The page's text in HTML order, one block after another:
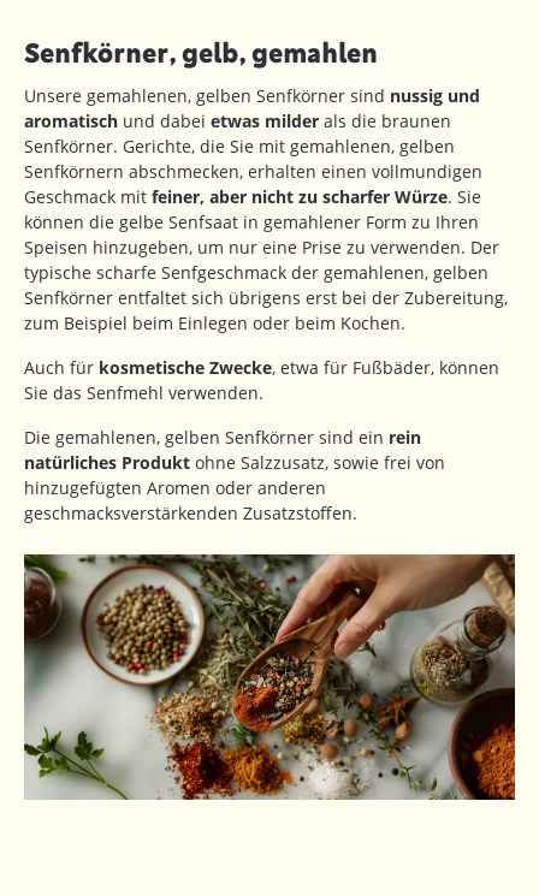
Senfkörner, gelb, gemahlen
Unsere gemahlenen, gelben Senfkörner sind nussig und
aromatisch und dabei etwas milder als die braunen
Senfkörner. Gerichte, die Sie mit gemahlenen, gelben
Senfkörnern abschmecken, erhalten einen vollmundigen
Geschmack mit feiner, aber nicht zu scharfer Würze. Sie
können die gelbe Senfsaat in gemahlener Form zu Ihren
Speisen hinzugeben, um nur eine Prise zu verwenden. Der
typische scharfe Senfgeschmack der gemahlenen, gelben
Senfkörner entfaltet sich übrigens erst bei der Zubereitung,
zum Beispiel beim Einlegen oder beim Kochen.
Auch für kosmetische Zwecke, etwa für Fußbäder, können
Sie das Senfmehl verwenden.
Die gemahlenen, gelben Senfkörner sind ein rein
natürliches Produkt ohne Salzzusatz, sowie frei von
hinzugefügten Aromen oder anderen
geschmacksverstärkenden Zusatzstoffen.